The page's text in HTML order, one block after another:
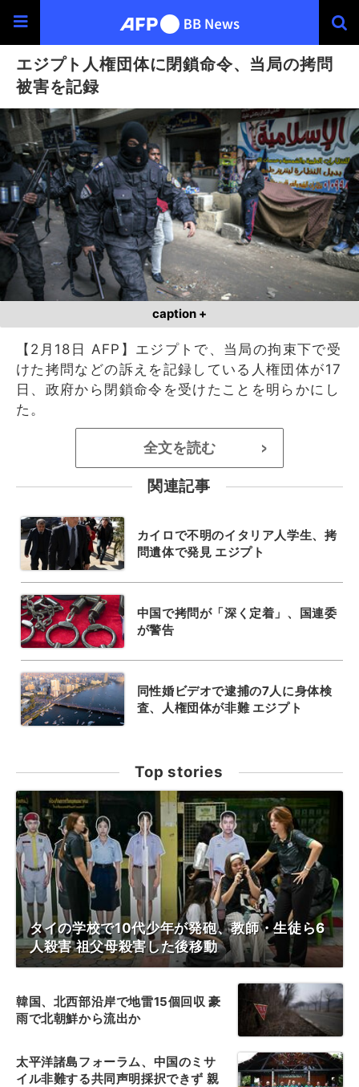
エジプト人権団体に閉鎖命令、当局の拷問
被害を記録
caption +
【2月18日 AFP】エジプトで、当局の拘束下で受
けた拷問などの訴えを記録している人権団体が17
日、政府から閉鎖命令を受けたことを明らかにし
た。
全文を読む >
関連記事
カイロで不明のイタリア人学生、拷
問遺体で発見 エジプト
中国で拷問が「深く定着」、国連委
が警告
同性婚ビデオで逮捕の7人に身体検
査、人権団体が非難 エジプト
Top stories
タイの学校で10代少年が発砲、教師・生徒ら6
人殺害 祖父母殺害した後移動
韓国、北西部沿岸で地雷15個回収 豪
雨で北朝鮮から流出か
太平洋諸島フォーラム、中国のミサ
イル非難する共同声明採択できず 親